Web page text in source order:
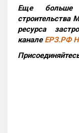
Еще больше
строительства
ресурса
канале ЕРЗ.РФ